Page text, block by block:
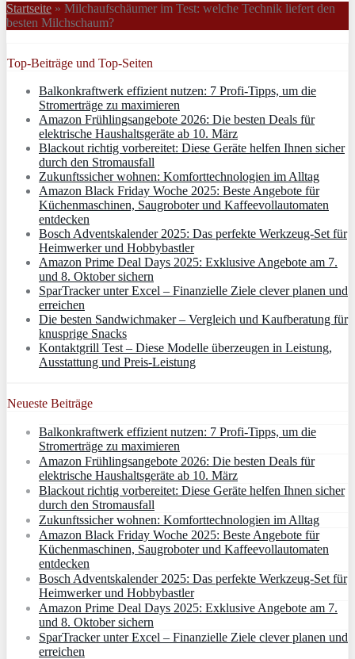
Startseite » Milchaufschäumer im Test: welche Technik liefert den
besten Milchschaum?
Top-Beiträge und Top-Seiten
Balkonkraftwerk effizient nutzen: 7 Profi-Tipps, um die
Stromerträge zu maximieren
Amazon Frühlingsangebote 2026: Die besten Deals für
elektrische Haushaltsgeräte ab 10. März
Blackout richtig vorbereitet: Diese Geräte helfen Ihnen sicher
durch den Stromausfall
Zukunftssicher wohnen: Komforttechnologien im Alltag
Amazon Black Friday Woche 2025: Beste Angebote für
Küchenmaschinen, Saugroboter und Kaffeevollautomaten
entdecken
Bosch Adventskalender 2025: Das perfekte Werkzeug-Set für
Heimwerker und Hobbybastler
Amazon Prime Deal Days 2025: Exklusive Angebote am 7.
und 8. Oktober sichern
SparTracker unter Excel – Finanzielle Ziele clever planen und
erreichen
Die besten Sandwichmaker – Vergleich und Kaufberatung für
knusprige Snacks
Kontaktgrill Test – Diese Modelle überzeugen in Leistung,
Ausstattung und Preis-Leistung
Neueste Beiträge
Balkonkraftwerk effizient nutzen: 7 Profi-Tipps, um die
Stromerträge zu maximieren
Amazon Frühlingsangebote 2026: Die besten Deals für
elektrische Haushaltsgeräte ab 10. März
Blackout richtig vorbereitet: Diese Geräte helfen Ihnen sicher
durch den Stromausfall
Zukunftssicher wohnen: Komforttechnologien im Alltag
Amazon Black Friday Woche 2025: Beste Angebote für
Küchenmaschinen, Saugroboter und Kaffeevollautomaten
entdecken
Bosch Adventskalender 2025: Das perfekte Werkzeug-Set für
Heimwerker und Hobbybastler
Amazon Prime Deal Days 2025: Exklusive Angebote am 7.
und 8. Oktober sichern
SparTracker unter Excel – Finanzielle Ziele clever planen und
erreichen